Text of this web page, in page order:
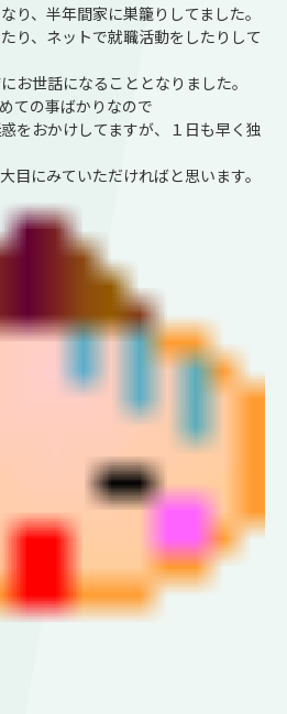
り、半年間家に巣籠りしてました。
り、ネットで就職活動をしたりして
お世話になることとなりました。
ての事ばかりなので
をおかけしてますが、１日も早く独
目にみていただければと思います。